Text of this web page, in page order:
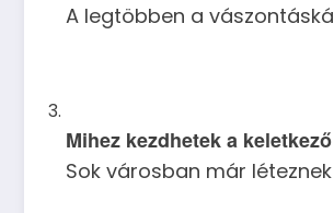
A legtöbben a
Mihez kezdhetek a
Sok városban már